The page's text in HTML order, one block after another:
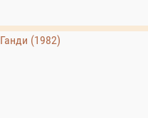
Ганди (1982)